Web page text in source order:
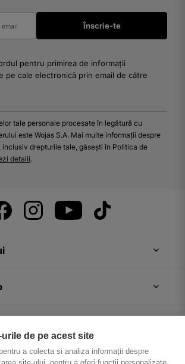
pentru primirea de informații
pe cale electronică prin email de către
tale personale procesate în legătură cu
este Wojas S.A. Mai multe informații despre
inclusiv drepturile tale, găsești în Politica de
detalii.
de pe acest site
a colecta si analiza informații despre